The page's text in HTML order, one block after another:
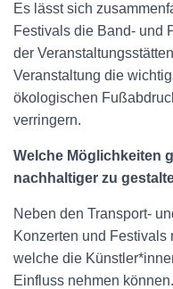
Es lässt sich
Festivals die Band- und
der
Veranstaltung die
ökologischen
verringern.
Welche Möglichkeiten
nachhaltiger zu
Neben den Transport-
Konzerten und
welche die
Einfluss nehmen können.